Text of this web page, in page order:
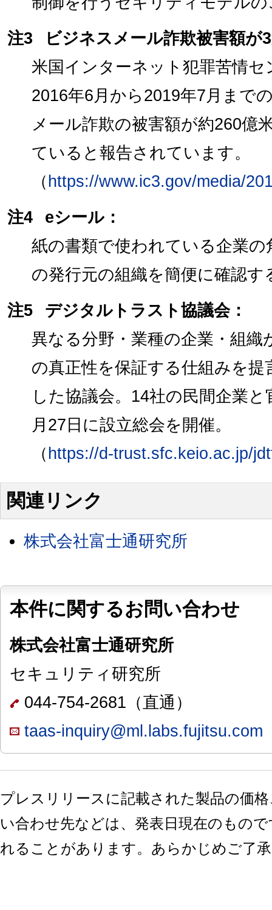
注3
ビジネスメール詐欺被害額が
米国インターネット犯罪苦情
2016年6月から2019年7月まで
メール詐欺の被害額が約260億
ていると報告されています。
（https://www.ic3.gov/media/
注4
eシール：
紙の書類で使われている企業
の発行元の組織を簡便に確認す
注5
デジタルトラスト協議会：
異なる分野・業種の企業・組
の真正性を保証する仕組みを
した協議会。14社の民間企業
月27日に設立総会を開催。
（ https://d-trust.sfc.keio.ac.jp/
関連リンク
株式会社富士通研究所
本件に関するお問い合わせ
株式会社富士通研究所
セキュリティ研究所
044-754-2681（直通）
taas-inquiry@ml.labs.fujitsu.com
プレスリリースに記載された製品の価
い合わせ先などは、発表日現在のもの
れることがあります。あらかじめご了